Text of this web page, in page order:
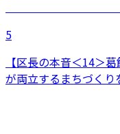
5
【区長の本音＜14＞
が両立するまちづくり